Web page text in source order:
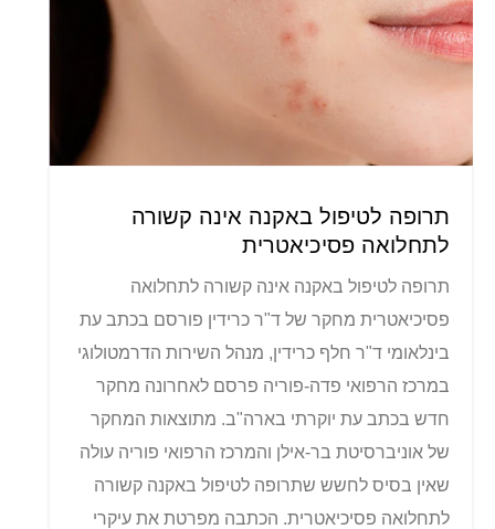
תרופה לטיפול באקנה אינה קשורה
לתחלואה פסיכיאטרית
תרופה לטיפול באקנה אינה קשורה לתחלואה
פסיכיאטרית מחקר של ד"ר כרידין פורסם בכתב עת
בינלאומי ד"ר חלף כרידין, מנהל השירות הדרמטולוגי
במרכז הרפואי פדה-פוריה פרסם לאחרונה מחקר
חדש בכתב עת יוקרתי בארה"ב. מתוצאות המחקר
של אוניברסיטת בר-אילן והמרכז הרפואי פוריה עולה
שאין בסיס לחשש שתרופה לטיפול באקנה קשורה
לתחלואה פסיכיאטרית. הכתבה מפרטת את עיקרי